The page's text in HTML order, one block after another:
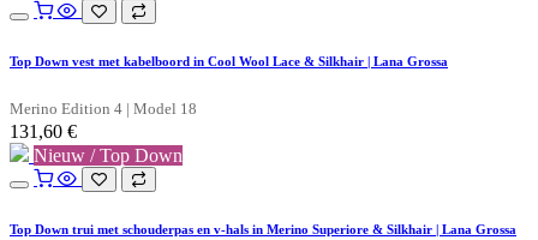
Top Down vest met kabelboord in Cool Wool Lace & Silkhair | Lana Grossa
Merino Edition 4 | Model 18
131,60 €
Nieuw / Top Down
Top Down trui met schouderpas en v-hals in Merino Superiore & Silkhair | Lana Grossa